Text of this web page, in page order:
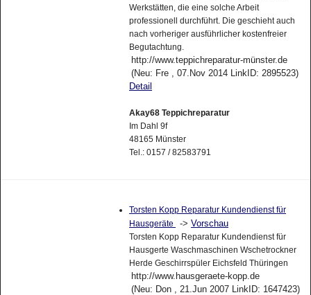
Werkstätten, die eine solche Arbeit
professionell durchführt. Die geschieht auch
nach vorheriger ausführlicher kostenfreier
Begutachtung.
http://www.teppichreparatur-münster.de
(Neu: Fre , 07.Nov 2014 LinkID: 2895523)
Detail
Akay68 Teppichreparatur
Im Dahl 9f
48165 Münster
Tel.: 0157 / 82583791
Torsten Kopp Reparatur Kundendienst für
Hausgeräte
-> Vorschau
Torsten Kopp Reparatur Kundendienst für
Hausgerte Waschmaschinen Wschetrockner
Herde Geschirrspüler Eichsfeld Thüringen
http://www.hausgeraete-kopp.de
(Neu: Don , 21.Jun 2007 LinkID: 1647423)